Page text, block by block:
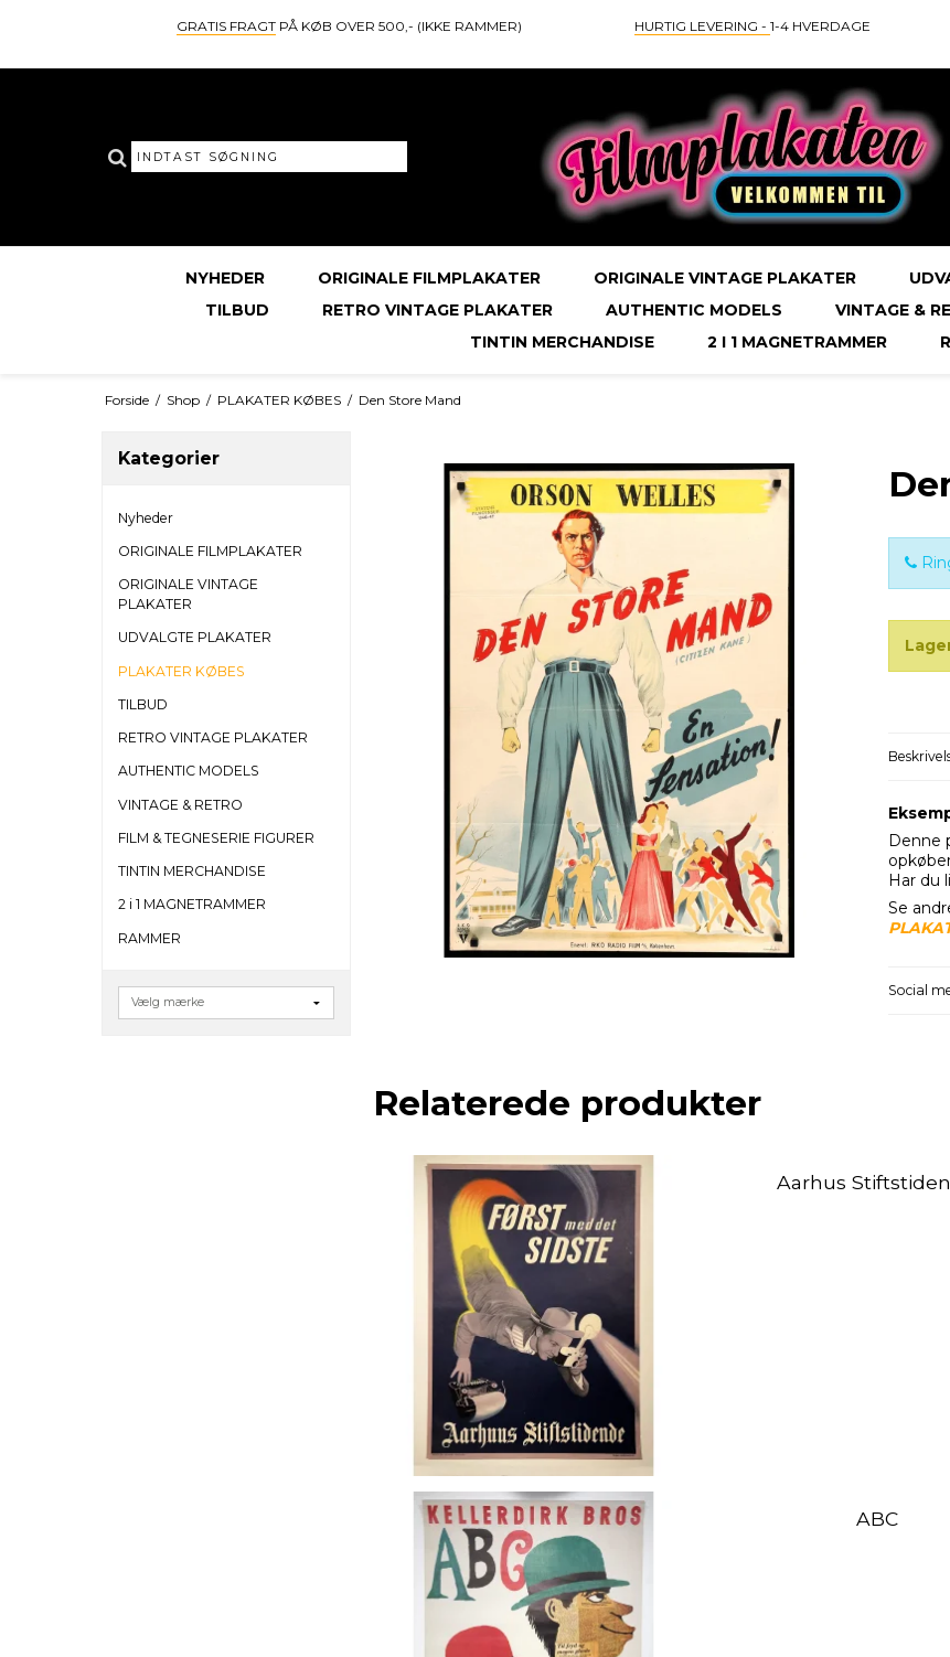
GRATIS FRAGTPÅ KØB OVER 500,- (IKKE RAMMER) HURTIG LEVERING - 1-4 HVERDAGE
NYHEDER ORIGINALE FILMPLAKATER ORIGINALE VINTAGE PLAKATER
TILBUD
RETRO VINTAGE PLAKATER AUTHENTIC MODELS VINTAGE &
TINTIN MERCHANDISE
2 I 1 MAGNETRAMMER
Forside / Shop / PLAKATER KØBES / Den Store Mand
Kategorier
Nyheder
ORIGINALE FILMPLAKATER
ORIGINALE VINTAGE
PLAKATER
UDVALGTE PLAKATER
PLAKATER KØBES
TILBUD
RETRO VINTAGE PLAKATER
AUTHENTIC MODELS
VINTAGE & RETRO
FILM & TEGNESERIE FIGURER
TINTIN MERCHANDISE
2 i 1 MAGNETRAMMER
RAMMER
Denne
Har du
Se
Social
Relaterede produkter
Aarhus
ABC